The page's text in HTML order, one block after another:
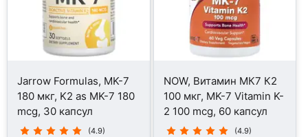
Jarrow Formulas, MK-7
180 мкг, K2 as MK-7 180
mcg, 30 капсул
(4.9)
NOW, Витамин МК7 К2
100 мкг, MK-7 Vitamin K-
2 100 mcg, 60 капсул
(4.9)